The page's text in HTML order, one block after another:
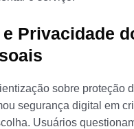
Privacidade
sobre proteção
segurança digital em
Usuários